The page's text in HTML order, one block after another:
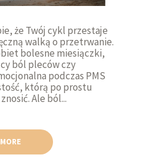
że Twój cykl przestaje
walką o przetrwanie.
bolesne miesiączki,
ból pleców czy
podczas PMS
którą po prostu
Ale ból...